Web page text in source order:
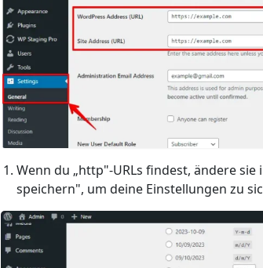
Wenn du „http"-URLs findest, ändere
speichern", um deine Einstellungen zu